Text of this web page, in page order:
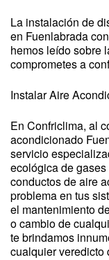
La instalación de
en Fuenlabrada
hemos leído sobre
comprometes a
Instalar Aire
En Confriclima, al
acondicionado
servicio
ecológica de
conductos de aire
problema en tus
el mantenimiento
o cambio de
te brindamos
cualquier veredicto